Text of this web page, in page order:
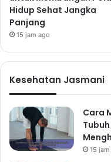
Hidup Sehat Jangka
Panjang
15 jam ago
Kesehatan Jasmani
Cara
15